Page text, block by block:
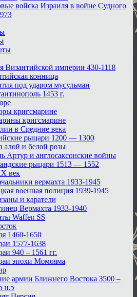
войска Израиля в войне Судного
Византийской империи 430-1118
конница
под ударом мусульман
1453 г.
кригсмарине
кригсмарине
в Средние века
рыцари 1200 — 1300
алой и белой розы
Артур и англосаксонские войны
рыцари 1513 — 1552
век
вермахта 1933-1945
военная полиция 1939-1945
и каратели
Вермахта 1933-1940
Waffen SS
1460-1650
1577-1638
940 – 1561 гг.
эпохи Момояма
армии Ближнего Востока 3500 –
н.э